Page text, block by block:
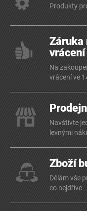
Produkty
Záruka
vrácení
Na
vrácení ve
Navštivte
levnými
Zboží
Dělám vše
co nejdříve